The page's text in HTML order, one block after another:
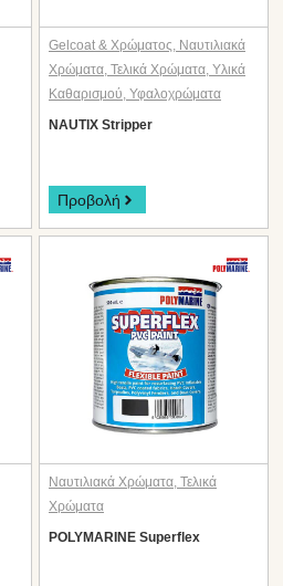
Gelcoat & Χρώματος Ναυτιλιακά
Χρώματα Τελικά Χρώματα Υλικά
Καθαρισμού Υφαλοχρώματα
NAUTIX Stripper
Προβολή
Ναυτιλιακά Χρώματα, Τελικά
Χρώματα
POLYMARINE Superflex